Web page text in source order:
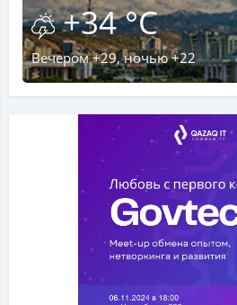
+34 °C
Вечером +29, ночью +22